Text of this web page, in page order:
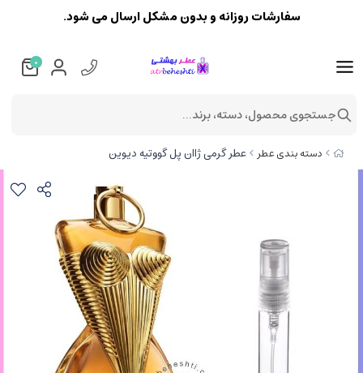
دسته بندی عطر عطر گرمی ژاان پل گووتیه دیوین
سفارشات روزانه و بدون مشکل ارسال می شود.
0
جستجوی محصول، دسته، برند...